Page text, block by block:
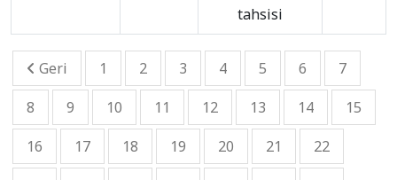
tahsisi
Geri 1 2 3 4 5 6
7
8
9 10 11 12 13 14
15
16
17 18 19 20 21
22